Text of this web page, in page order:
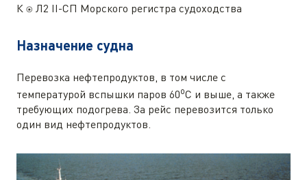
К ⍟ Л2 II-СП Морского регистра судоходства
Назначение судна
Перевозка нефтепродуктов, в том числе с
температурой вспышки паров 60оС и выше, а также
требующих подогрева. За рейс перевозится только
один вид нефтепродуктов.